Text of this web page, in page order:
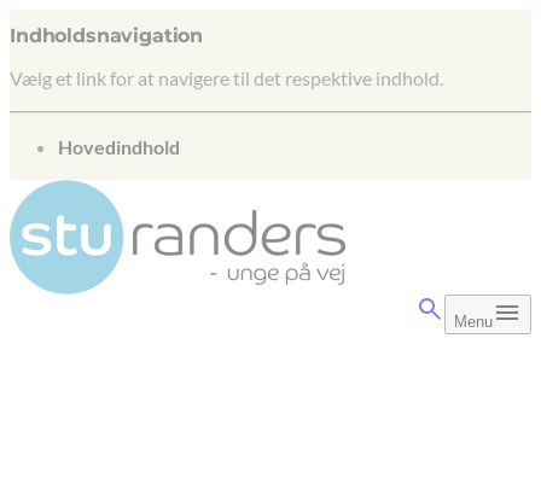
Indholdsnavigation
Vælg et link for at navigere til det respektive indhold.
gå til
Hovedindhold
Menu